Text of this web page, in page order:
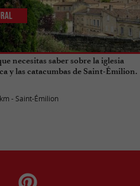
necesitas saber sobre la iglesia
y las catacumbas de Saint-Émilion.
- Saint-Émilion